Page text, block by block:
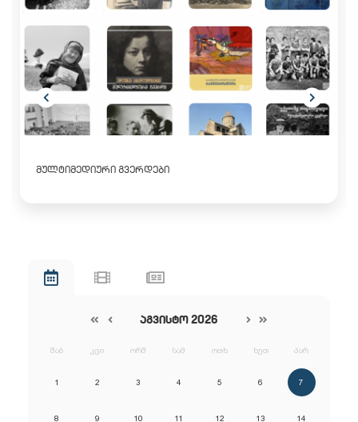
ᲛᲣᲚᲢᲘᲛᲔᲓᲘᲣᲠᲘ ᲒᲕᲔᲠᲓᲔᲑᲘ
ᲐᲒᲕᲘᲡᲢᲝ 2026
შაბ კვი ორშ სამ ოთხ ხუთ პარ
1 2 3 4 5 6 7
8 9 10 11 12 13 14